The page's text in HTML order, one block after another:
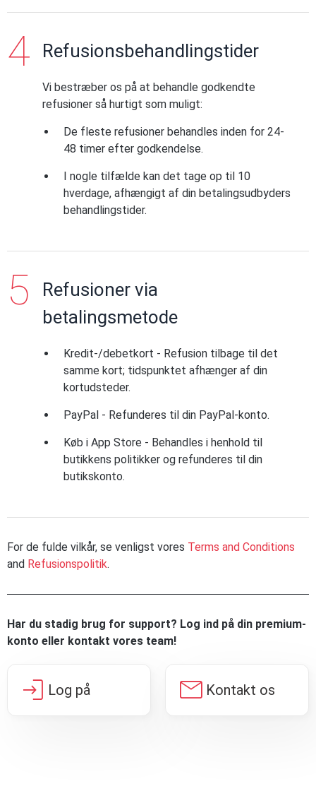
Refusionsbehandlingstider
Vi bestræber os på at behandle godkendte
refusioner så hurtigt som muligt:
De fleste refusioner behandles inden for 24-
48 timer efter godkendelse.
I nogle tilfælde kan det tage op til 10
hverdage, afhængigt af din betalingsudbyders
behandlingstider.
Refusioner via
betalingsmetode
Kredit-/debetkort - Refusion tilbage til det
samme kort; tidspunktet afhænger af din
kortudsteder.
PayPal - Refunderes til din PayPal-konto.
Køb i App Store - Behandles i henhold til
butikkens politikker og refunderes til din
butikskonto.
For de fulde vilkår, se venligst vores Terms and Conditions
and Refusionspolitik.
Har du stadig brug for support? Log ind på din premium-
konto eller kontakt vores team!
login Log på mail Kontakt os